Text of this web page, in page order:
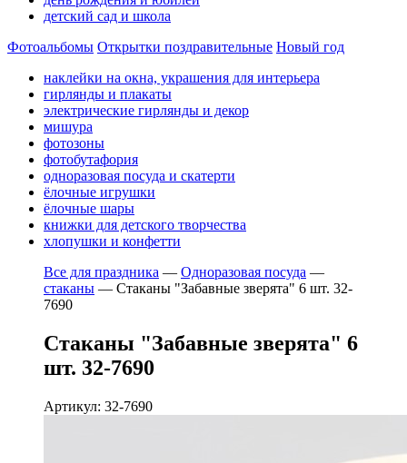
детский сад и школа
Фотоальбомы Открытки поздравительные Новый год
наклейки на окна, украшения для интерьера
гирлянды и плакаты
электрические гирлянды и декор
мишура
фотозоны
фотобутафория
одноразовая посуда и скатерти
ёлочные игрушки
ёлочные шары
книжки для детского творчества
хлопушки и конфетти
Все для праздника — Одноразовая посуда —
стаканы — Стаканы "Забавные зверята" 6 шт. 32-
7690
Стаканы "Забавные зверята" 6
шт. 32-7690
Артикул: 32-7690